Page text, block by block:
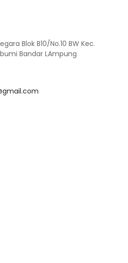
Blok B10/No.10 BW Kec.
Bandar LAmpung